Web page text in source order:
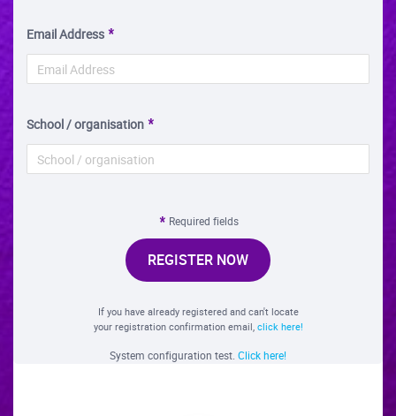
Email Address
School / organisation
Required fields
REGISTER NOW
If you have already registered and can't locate
your registration confirmation email, click here!
System configuration test. Click here!